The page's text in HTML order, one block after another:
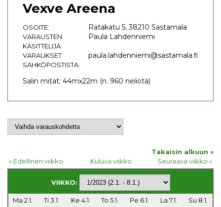
Vexve Areena
OSOITE: Ratakatu 5, 38210 Sastamala
VARAUSTEN
KÄSITTELIJÄ:
Paula Lahdenniemi
VARAUKSET
SÄHKÖPOSTISTA:
paula.lahdenniemi@sastamala.fi
Salin mitat: 44mx22m (n. 960 neliötä)
Takaisin alkuun »
« Edellinen viikko
Kuluva viikko Seuraava viikko »
VIIKKO:
Ma 2.1. Ti 3.1. Ke 4.1. To 5.1. Pe 6.1. La 7.1. Su 8.1.